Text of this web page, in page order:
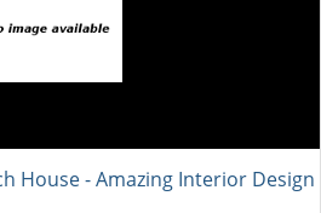
House - Amazing Interior Design